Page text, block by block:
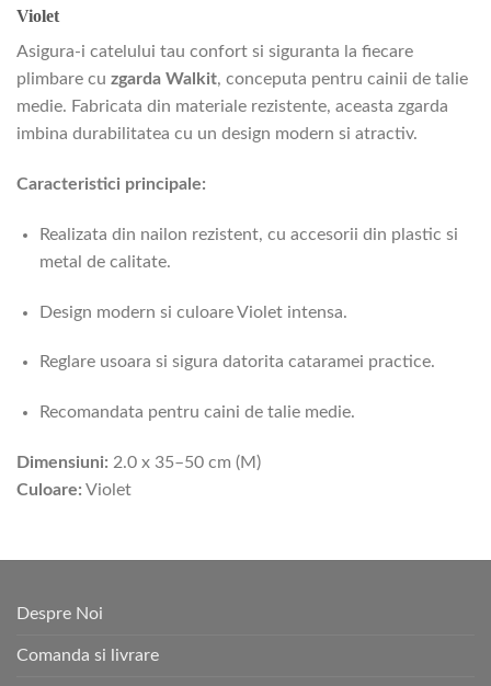
Violet
Asigura-i catelului tau confort si siguranta la fiecare
plimbare cu zgarda Walkit, conceputa pentru cainii de talie
medie. Fabricata din materiale rezistente, aceasta zgarda
imbina durabilitatea cu un design modern si atractiv.
Caracteristici principale:
Realizata din nailon rezistent, cu accesorii din plastic si
metal de calitate.
Design modern si culoare Violet intensa.
Reglare usoara si sigura datorita cataramei practice.
Recomandata pentru caini de talie medie.
Dimensiuni: 2.0 x 35–50 cm (M)
Culoare: Violet
Despre Noi
Comanda si livrare